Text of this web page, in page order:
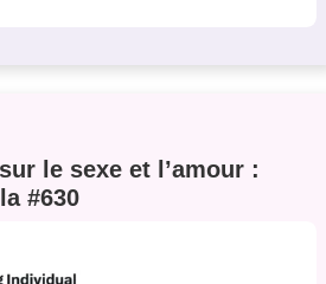
le sexe et l’amour :
#630